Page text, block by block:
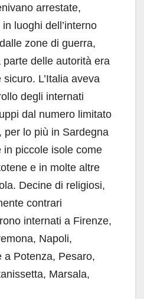
arrestate,
luoghi dell’interno
zone di guerra,
delle autorità era
L’Italia aveva
degli internati
dal numero limitato
per lo più in Sardegna
in piccole isole come
e in molte altre
Decine di religiosi,
contrari
internati a Firenze,
Napoli,
a Potenza, Pesaro,
Marsala,